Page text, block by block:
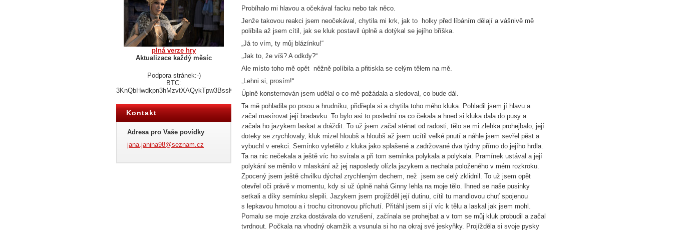
Probíhalo mi hlavou a očekával facku nebo tak něco.
Jenže takovou reakci jsem neočekával, chytila mi krk, jak to holky před líbáním dělají a vášnivě mě
políbila až jsem cítil, jak se kluk postavil úplně a dotýkal se jejího bříška.
„Já to vím, ty můj blázínku!“
„Jak to, že víš? A odkdy?“
Ale místo toho mě opět něžně políbila a přitiskla se celým tělem na mě.
„Lehni si, prosím!“
Úplně konsternován jsem udělal o co mě požádala a sledoval, co bude dál.
Ta mě pohladila po prsou a hrudníku, přidřepla si a chytila toho mého kluka. Pohladil jsem jí hlavu a
začal masírovat její bradavku. To bylo asi to poslední na co čekala a hned si kluka dala do pusy a
začala ho jazykem laskat a dráždit. To už jsem začal sténat od radosti, tělo se mi zlehka prohejbalo, její
doteky se zrychlovaly, kluk mizel hloubš a hloubš až jsem ucítil velké pnutí a náhle jsem sevřel pěst a
vybuchl v erekci. Semínko vyletělo z kluka jako splašené a zadržované dva týdny přímo do jejího hrdla.
Ta na nic nečekala a ještě víc ho svírala a při tom semínka polykala a polykala. Pramínek ustával a její
polykání se měnilo v mlaskání až jej naposledy olízla jazykem a nechala položeného v mém rozkroku.
Zpocený jsem ještě chvilku dýchal zrychleným dechem, než jsem se celý zklidnil. To už jsem opět
otevřel oči právě v momentu, kdy si už úplně nahá Ginny lehla na moje tělo. Ihned se naše pusinky
setkali a díky semínku slepili. Jazykem jsem projížděl její dutinu, cítil tu mandlovou chuť spojenou
s lepkavou hmotou a i trochu citronovou příchutí. Přitáhl jsem si jí víc k tělu a laskal jak jsem mohl.
Pomalu se moje zrzka dostávala do vzrušení, začínala se prohejbat a v tom se můj kluk probudil a začal
tvrdnout. Počkala na vhodný okamžik a vsunula si ho na okraj své jeskyňky. Projížděla si svoje pysky
plná verze hry
Aktualizace každý měsíc
Podpora stránek:-)
BTC:
3KnQbHwdkpn3hMzvtXAQykTpw3BssKNY3N
Kontakt
Adresa pro Vaše povídky
jana.janina98@seznam.cz